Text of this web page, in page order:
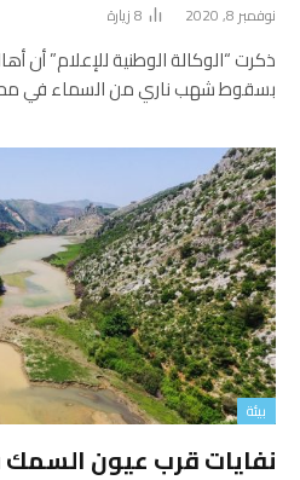
نوفمبر 8, 2020 8زيارة
ذكرت “الوكالة الوطنية للإعلام” أن
بسقوط شهب ناري من السماء في
بيئة
نفايات قرب عيون السمك